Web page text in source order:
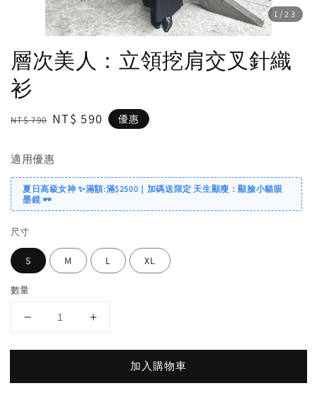
1 /23
層次美人：立領挖肩交叉針織
衫
Regular
NT$ 790 Sale
NT$ 590 優惠
適用優惠
夏日高級女神 ✨滿額:滿$2500｜加碼送限定 天生顯瘦：顯臉小貓眼
墨鏡 🕶️
尺寸
S M L XL
數量
加入購物車